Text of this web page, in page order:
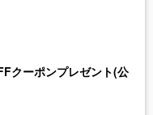
クーポンプレゼント(公